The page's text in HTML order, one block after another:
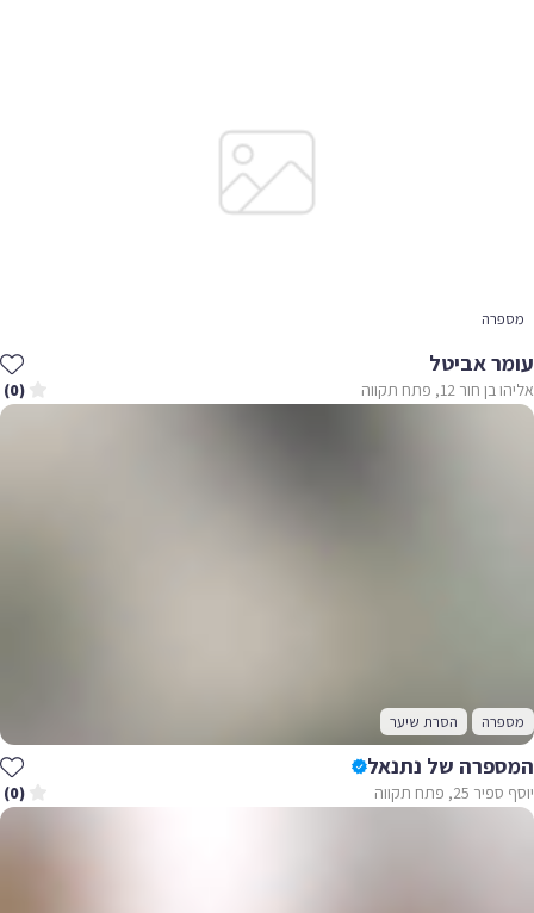
מספרה
עומר אביטל
אליהו בן חור 12, פתח תקווה (0)
מספרה הסרת שיער
המספרה של נתנאל
יוסף ספיר 25, פתח תקווה (0)